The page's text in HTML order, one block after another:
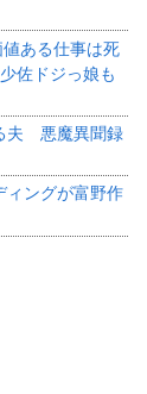
ある仕事は死
佐ドジっ娘も
夫 悪魔異聞録
ィングが富野作